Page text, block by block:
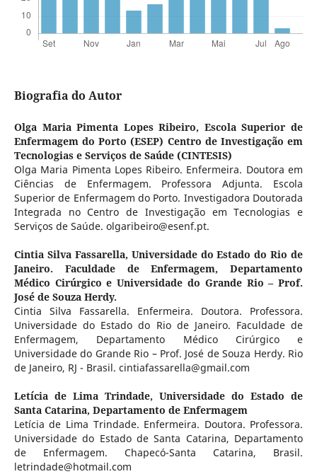
Biografia do Autor
Olga Maria Pimenta Lopes Ribeiro, Escola Superior de
Enfermagem do Porto (ESEP) Centro de Investigação em
Tecnologias e Serviços de Saúde (CINTESIS)
Olga Maria Pimenta Lopes Ribeiro. Enfermeira. Doutora em
Ciências de Enfermagem. Professora Adjunta. Escola
Superior de Enfermagem do Porto. Investigadora Doutorada
Integrada no Centro de Investigação em Tecnologias e
Serviços de Saúde. olgaribeiro@esenf.pt.
Cintia Silva Fassarella, Universidade do Estado do Rio de
Janeiro. Faculdade de Enfermagem, Departamento
Médico Cirúrgico e Universidade do Grande Rio – Prof.
José de Souza Herdy.
Cintia Silva Fassarella. Enfermeira. Doutora. Professora.
Universidade do Estado do Rio de Janeiro. Faculdade de
Enfermagem, Departamento Médico Cirúrgico e
Universidade do Grande Rio – Prof. José de Souza Herdy. Rio
de Janeiro, RJ - Brasil. cintiafassarella@gmail.com
Letícia de Lima Trindade,Universidade do Estado de
Santa Catarina, Departamento de Enfermagem
Letícia de Lima Trindade. Enfermeira. Doutora. Professora.
Universidade do Estado de Santa Catarina, Departamento
de Enfermagem. Chapecó-Santa Catarina, Brasil.
letrindade@hotmail.com